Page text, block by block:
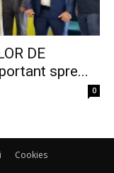
DE
spre...
0
Cookies